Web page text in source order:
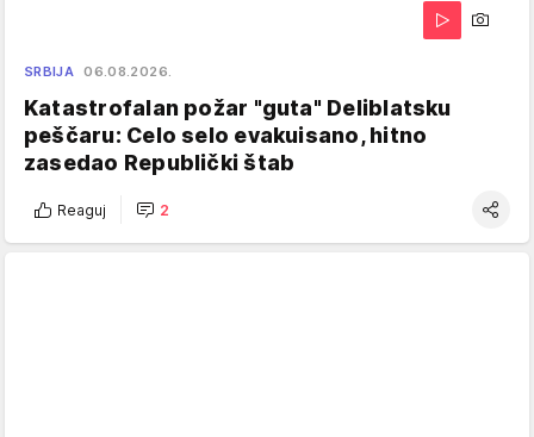
SRBIJA 06.08.2026.
Katastrofalan požar "guta" Deliblatsku
peščaru: Celo selo evakuisano, hitno
zasedao Republički štab
Reaguj 2